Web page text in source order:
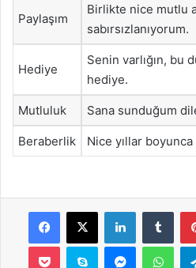
Paylaşım
Birlikte nice mutlu
sabırsızlanıyorum.
Hediye
Senin varlığın, bu
hediye.
Mutluluk Sana sunduğum
Beraberlik Nice yıllar
Facebook
X LinkedIn
Pocket Skype Messenger